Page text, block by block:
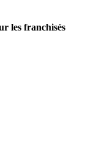
les franchisés